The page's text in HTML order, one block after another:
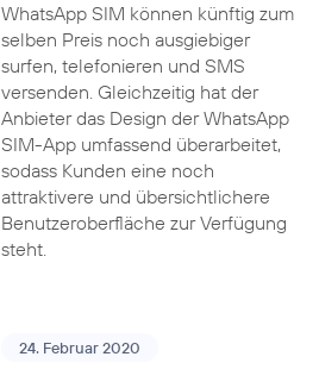
WhatsApp SIM können künftig zum
selben Preis noch ausgiebiger
surfen, telefonieren und SMS
versenden. Gleichzeitig hat der
Anbieter das Design der WhatsApp
SIM-App umfassend überarbeitet,
sodass Kunden eine noch
attraktivere und übersichtlichere
Benutzeroberfläche zur Verfügung
steht.
24. Februar 2020